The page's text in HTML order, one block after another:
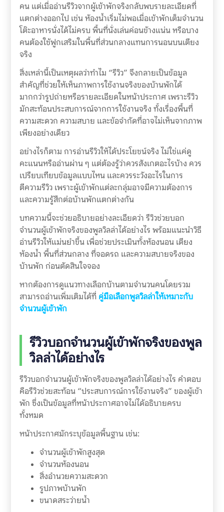
คน แต่เมื่ออ่านรีวิวจากผู้เข้าพักจริงกลับพบรายละเอียดที่
แตกต่างออกไป เช่น ห้องน้ำเริ่มไม่พอเมื่อเข้าพักเต็มจำนวน
โต๊ะอาหารนั่งได้ไม่ครบ พื้นที่นั่งเล่นค่อนข้างแน่น หรือบาง
คนต้องใช้ฟูกเสริมในพื้นที่ส่วนกลางแทนการนอนบนเตียง
จริง
สิ่งเหล่านี้เป็นเหตุผลว่าทำไม “รีวิว” จึงกลายเป็นข้อมูล
สำคัญที่ช่วยให้เห็นภาพการใช้งานจริงของบ้านพักได้
มากกว่ารูปถ่ายหรือรายละเอียดในหน้าประกาศ เพราะรีวิว
มักสะท้อนประสบการณ์จากการใช้งานจริง ทั้งเรื่องพื้นที่
ความสะดวก ความสบาย และข้อจำกัดที่อาจไม่เห็นจากภาพ
เพียงอย่างเดียว
อย่างไรก็ตาม การอ่านรีวิวให้ได้ประโยชน์จริง ไม่ใช่แค่ดู
คะแนนหรืออ่านผ่าน ๆ แต่ต้องรู้ว่าควรสังเกตอะไรบ้าง ควร
เปรียบเทียบข้อมูลแบบไหน และควรระวังอะไรในการ
ตีความรีวิว เพราะผู้เข้าพักแต่ละกลุ่มอาจมีความต้องการ
และความรู้สึกต่อบ้านพักแตกต่างกัน
บทความนี้จะช่วยอธิบายอย่างละเอียดว่า รีวิวช่วยบอก
จำนวนผู้เข้าพักจริงของพูลวิลล่าได้อย่างไร พร้อมแนะนำวิธี
อ่านรีวิวให้แม่นยำขึ้น เพื่อช่วยประเมินทั้งห้องนอน เตียง
ห้องน้ำ พื้นที่ส่วนกลาง ที่จอดรถ และความสบายจริงของ
บ้านพัก ก่อนตัดสินใจจอง
หากต้องการดูแนวทางเลือกบ้านตามจำนวนคนโดยรวม
สามารถอ่านเพิ่มเติมได้ที่ คู่มือเลือกพูลวิลล่าให้เหมาะกับ
จำนวนผู้เข้าพัก
รีวิวบอกจำนวนผู้เข้าพักจริงของพูล
วิลล่าได้อย่างไร
รีวิวบอกจำนวนผู้เข้าพักจริงของพูลวิลล่าได้อย่างไร คำตอบ
คือรีวิวช่วยสะท้อน “ประสบการณ์การใช้งานจริง” ของผู้เข้า
พัก ซึ่งเป็นข้อมูลที่หน้าประกาศอาจไม่ได้อธิบายครบ
ทั้งหมด
หน้าประกาศมักระบุข้อมูลพื้นฐาน เช่น:
จำนวนผู้เข้าพักสูงสุด
จำนวนห้องนอน
สิ่งอำนวยความสะดวก
รูปภาพบ้านพัก
ขนาดสระว่ายน้ำ